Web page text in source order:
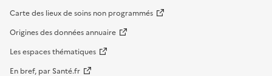
Carte des lieux de soins non programmés
Origines des données annuaire
Les espaces thématiques
En bref, par Santé.fr